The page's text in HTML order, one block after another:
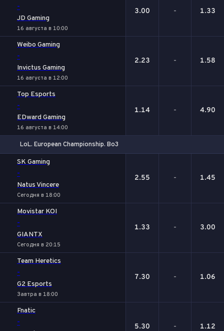
-
JD Gaming
16 августа в 10:00
3.00 - 1.33
Weibo Gaming
-
Invictus Gaming
16 августа в 12:00
2.23 - 1.58
Top Esports
-
EDward Gaming
16 августа в 14:00
1.14 - 4.90
LoL. European Championship. Bo3
SK Gaming
-
Natus Vincere
Сегодня в 18:00
2.55 - 1.45
Movistar KOI
-
GIANTX
Сегодня в 20:15
1.33 - 3.00
Team Heretics
-
G2 Esports
Завтра в 18:00
7.30 - 1.06
Fnatic
- 5.30 - 1.12